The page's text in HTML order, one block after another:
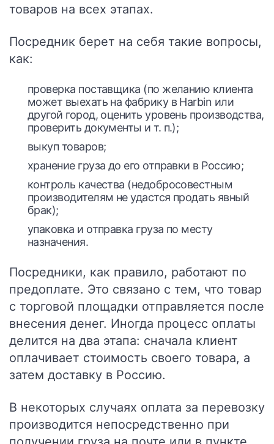
товаров на всех этапах.
Посредник берет на себя такие вопросы,
как:
проверка поставщика (по желанию клиента
может выехать на фабрику в Harbin или
другой город, оценить уровень производства,
проверить документы и т. п.);
выкуп товаров;
хранение груза до его отправки в Россию;
контроль качества (недобросовестным
производителям не удастся продать явный
брак);
упаковка и отправка груза по месту
назначения.
Посредники, как правило, работают по
предоплате. Это связано с тем, что товар
с торговой площадки отправляется после
внесения денег. Иногда процесс оплаты
делится на два этапа: сначала клиент
оплачивает стоимость своего товара, а
затем доставку в Россию.
В некоторых случаях оплата за перевозку
производится непосредственно при